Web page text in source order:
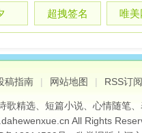
超拽签名 唯美
稿指南 | 网站地图 | RSS订阅
歌精选、 短篇小说、 心情随笔、
All Rights